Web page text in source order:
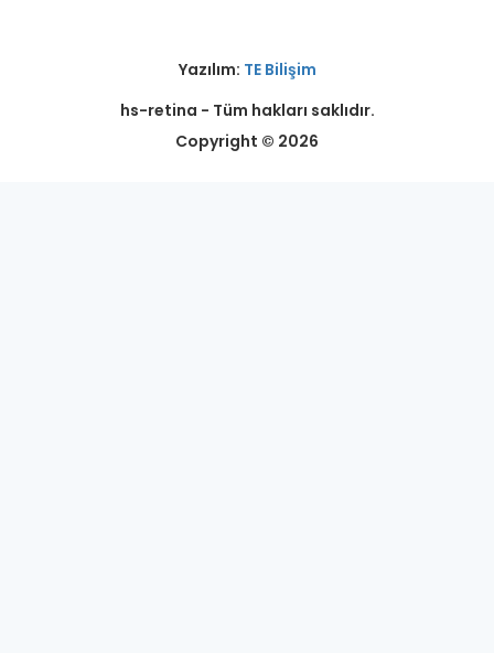
Yazılım: TE Bilişim
hs-retina - Tüm hakları saklıdır.
Copyright © 2026